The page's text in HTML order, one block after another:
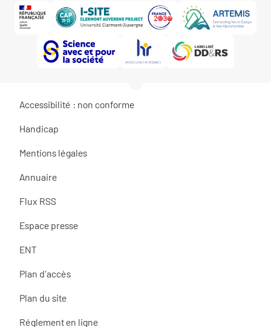
Accessibilité : non conforme
Handicap
Mentions légales
Annuaire
Flux RSS
Espace presse
ENT
Plan d'accès
Plan du site
Réglement en ligne